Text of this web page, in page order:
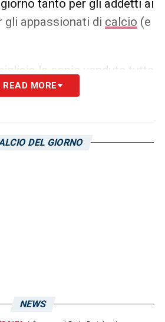
tanto per gli addetti ai
gli appassionati di calcio (e
le copie vendute tutte
ma un’anteprima dei
Ecco, allora, le
Quotidiani Sportividioggi
READ MORE
DEL GIORNO
NEWS